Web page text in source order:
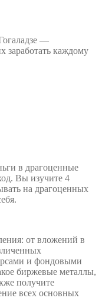
―
заработать каждому
в драгоценные
Вы изучите 4
на драгоценных
от вложений в
и фондовыми
биржевые металлы,
получите
всех основных